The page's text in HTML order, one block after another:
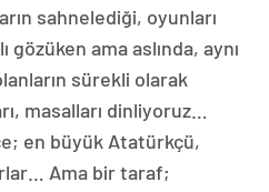
sahnelediği, oyunları
ama aslında, aynı
sürekli olarak
masalları dinliyoruz…
en büyük Atatürkçü,
Ama bir taraf;